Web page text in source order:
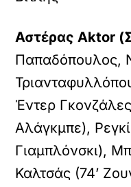
Αστέρας Aktor
Παπαδόπουλος,
Έντερ
Αλάγκμπε),
Γιαμπλόνσκι),
Καλτσάς (74’